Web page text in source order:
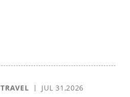
TRAVEL JUL 31,2026